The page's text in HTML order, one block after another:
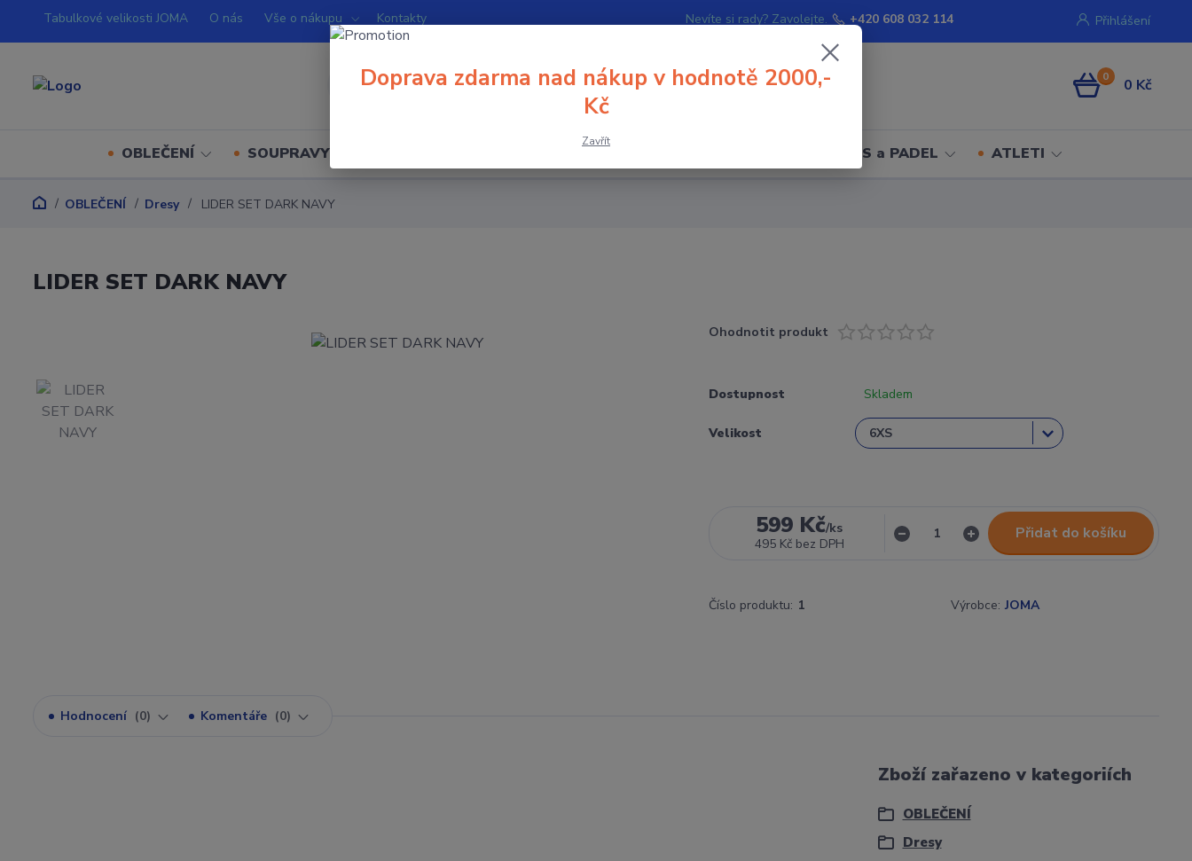
Tabulkové velikosti JOMA O nás Vše o nákupu Kontakty Přihlášení
Hledat
Nevíte si rady? Zavolejte. +420 608 032 114
0 0 Kč
OBLEČENÍ SOUPRAVY TENIS a PADEL ATLETI
OBLEČENÍ Dresy LIDER SET DARK NAVY
LIDER SET DARK NAVY
Ohodnotit produkt
Dostupnost Skladem
Velikost
599 Kč/ks
495 Kč bez DPH
Přidat do košíku
Číslo produktu: 1 Výrobce: JOMA
Hodnocení 0 Komentáře 0
Zboží zařazeno v kategoriích
OBLEČENÍ
Dresy
Doprava zdarma nad nákup v hodnotě 2000,-
Kč
Zavřít